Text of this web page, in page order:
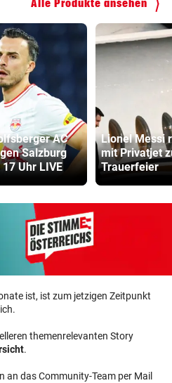
Alle Produkte ansehen
AC
Salzburg
17 Uhr LIVE
Lionel Messi
mit Privatjet
Trauerfeier
ist, ist zum jetzigen Zeitpunkt
themenrelevanten Story
.
an das Community-Team per Mail